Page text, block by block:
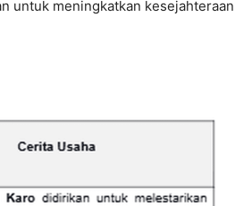
untuk meningkatkan kesejahteraan